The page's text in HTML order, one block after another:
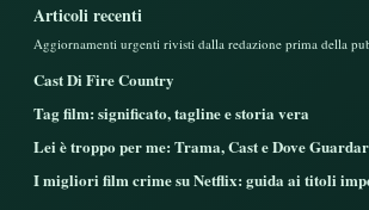
Articoli recenti
Aggiornamenti urgenti rivisti dalla redazione prima della
Cast Di Fire Country
Tag film: significato, tagline e storia vera
Lei è troppo per me: Trama, Cast e Dove
I migliori film crime su Netflix: guida ai titoli